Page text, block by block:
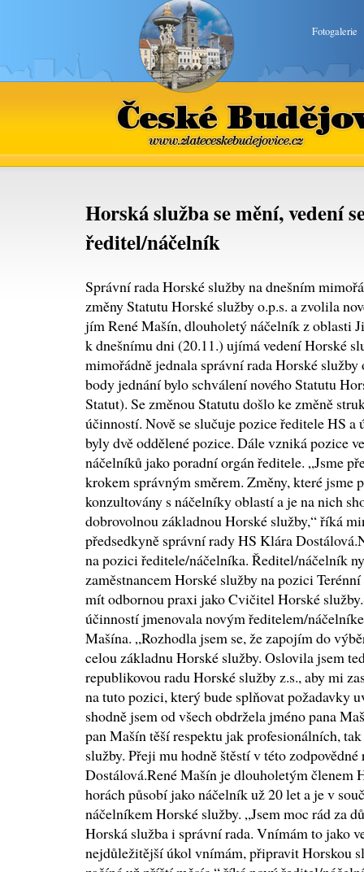
Fotogalerie
České Budějovice
www.zlateceskebudejovice.cz
Horská služba se mění, vedení
ředitel/náčelník
Správní rada Horské služby na dnešním
změny Statutu Horské služby o.p.s. a zvolila
jím René Mašín, dlouholetý náčelník z oblasti
k dnešnímu dni (20.11.) ujímá vedení Horské
mimořádně jednala správní rada Horské
body jednání bylo schválení nového Statutu
Statut). Se změnou Statutu došlo ke změně
účinností. Nově se slučuje pozice ředitele HS
byly dvě oddělené pozice. Dále vzniká pozice
náčelníků jako poradní orgán ředitele. „Jsme
krokem správným směrem. Změny, které jsme
konzultovány s náčelníky oblastí a je na nich
dobrovolnou základnou Horské služby,“ říká
předsedkyně správní rady HS Klára
na pozici ředitele/náčelníka. Ředitel/náčelník
zaměstnancem Horské služby na pozici
mít odbornou praxi jako Cvičitel Horské
účinností jmenovala novým ředitelem/
Mašína. „Rozhodla jsem se, že zapojím do
celou základnu Horské služby. Oslovila jsem
republikovou radu Horské služby z.s., aby mi
na tuto pozici, který bude splňovat požadavky
shodně jsem od všech obdržela jméno pana
pan Mašín těší respektu jak profesionálních,
služby. Přeji mu hodně štěstí v této
Dostálová.René Mašín je dlouholetým členem
horách působí jako náčelník už 20 let a je v
náčelníkem Horské služby. „Jsem moc rád za
Horská služba i správní rada. Vnímám to jako
nejdůležitější úkol vnímám, připravit Horskou